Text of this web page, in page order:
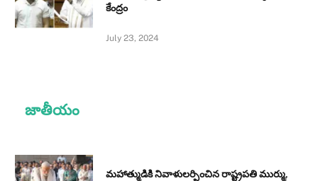
కేంద్రం
July 23, 2024
జాతీయం
మహాత్ముడికి నివాళులర్పించిన రాష్ట్రపతి ముర్ము,